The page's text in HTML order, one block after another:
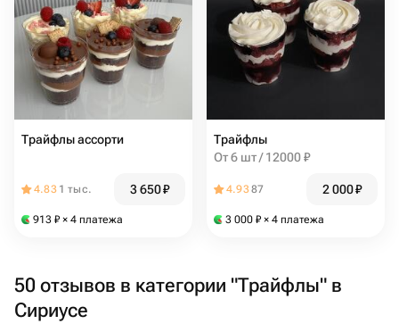
Трайфлы ассорти
4.83 1 тыс. 3 650₽
913 ₽ × 4 платежа
Трайфлы
От 6 шт / 12000 ₽
4.9387 2 000₽
3 000 ₽ × 4 платежа
50 отзывов в категории "Трайфлы" в
Сириусе